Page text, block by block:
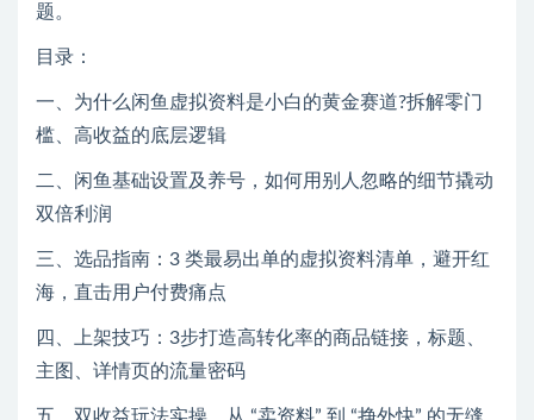
题。
目录：
一、为什么闲鱼虚拟资料是小白的黄金赛道?拆解零门
槛、高收益的底层逻辑
二、闲鱼基础设置及养号，如何用别人忽略的细节撬动
双倍利润
三、选品指南：3 类最易出单的虚拟资料清单，避开红
海，直击用户付费痛点
四、上架技巧：3步打造高转化率的商品链接，标题、
主图、详情页的流量密码